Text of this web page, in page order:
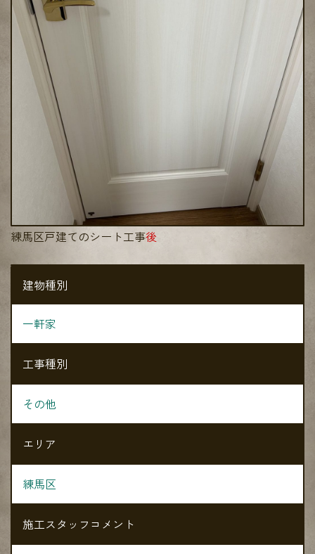
練馬区戸建てのシート工事後
建物種別
一軒家
工事種別
その他
エリア
練馬区
施工スタッフコメント